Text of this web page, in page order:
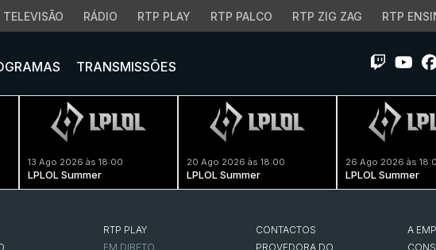
TELEVISÃO RÁDIO RTP PLAY RTP PALCO RTP ZIG ZAG RTP
TRANSMISSÕES
13 Ago 2026 às 18:00
LPLOL Summer
20 Ago 2026 às 18:00
LPLOL Summer
26 Ago 2026 às
LPLOL Summer
RTP PLAY
EM DIRETO
CONTACTOS
PROVEDORA DO
A